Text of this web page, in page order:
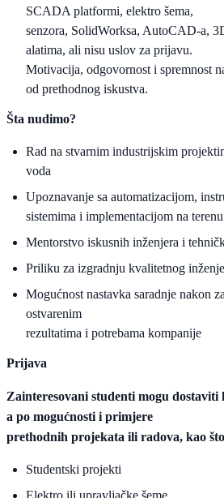
SCADA platformi, elektro šema,
senzora, SolidWorksa, AutoCAD-a,
alatima, ali nisu uslov za prijavu.
Motivacija, odgovornost i spremnost
od prethodnog iskustva.
Šta nudimo?
Rad na stvarnim industrijskim
voda
Upoznavanje sa automatizacijom,
sistemima i implementacijom na terenu
Mentorstvo iskusnih inženjera i
Priliku za izgradnju kvalitetnog
Mogućnost nastavka saradnje nakon
ostvarenim
rezultatima i potrebama kompanije
Prijava
Zainteresovani studenti mogu
a po mogućnosti i primjere
prethodnih projekata ili radova, kao
Studentski projekti